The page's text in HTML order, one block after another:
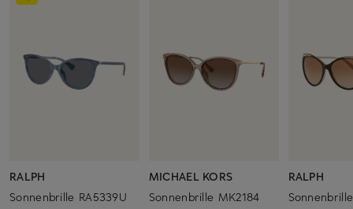
RALPH
Sonnenbrille RA5339U
MICHAEL KORS
Sonnenbrille MK2184
RALPH